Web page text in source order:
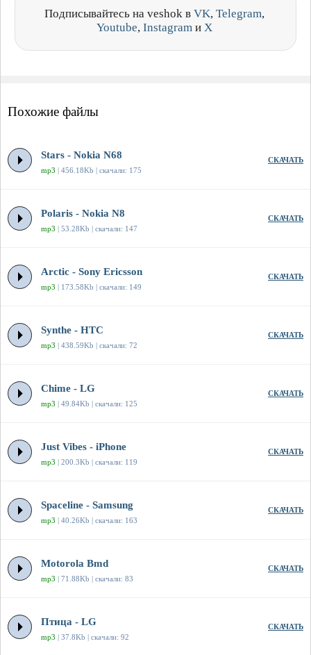
Подписывайтесь на veshok в VK, Telegram,
Youtube, Instagram и X
Похожие файлы
Stars - Nokia N68
mp3 | 456.18Kb | скачали: 175
СКАЧАТЬ
Polaris - Nokia N8
mp3 | 53.28Kb | скачали: 147
СКАЧАТЬ
Arctic - Sony Ericsson
mp3 | 173.58Kb | скачали: 149
СКАЧАТЬ
Synthe - HTC
mp3 | 438.59Kb | скачали: 72
СКАЧАТЬ
Chime - LG
mp3 | 49.84Kb | скачали: 125
СКАЧАТЬ
Just Vibes - iPhone
mp3 | 200.3Kb | скачали: 119
СКАЧАТЬ
Spaceline - Samsung
mp3 | 40.26Kb | скачали: 163
СКАЧАТЬ
Motorola Bmd
mp3 | 71.88Kb | скачали: 83
СКАЧАТЬ
Птица - LG
mp3 | 37.8Kb | скачали: 92
СКАЧАТЬ